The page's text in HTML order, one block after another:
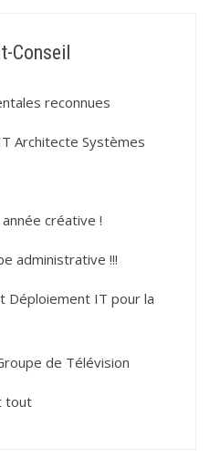
Conseil
reconnues
Architecte Systèmes
créative !
administrative !!!
Déploiement IT pour la
de Télévision
tout